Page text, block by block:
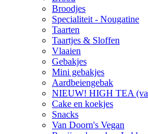
Broodjes
Specialiteit - Nougatine
Taarten
Taartjes & Sloffen
Vlaaien
Gebakjes
Mini gebakjes
Aardbeiengebak
NIEUW! HIGH TEA
Cake en koekjes
Snacks
Van Doorn's Vegan